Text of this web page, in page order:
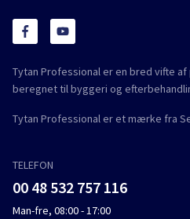
Tytan Professional er en bred vifte
beregnet til byggeri og
Tytan Professional er et mærke fra
TELEFON
00 48 532 757 116
Man-fre, 08:00 - 17:00